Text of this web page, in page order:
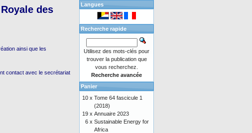
des
ainsi que les
contact avec le secrétariat
Langues
Recherche rapide
Utilisez des mots-clés pour
trouver la publication que
vous recherchez.
Recherche avancée
Panier
10 x Tome 64 fascicule 1
(2018)
19 x Annuaire 2023
6 x Sustainable Energy for
Africa